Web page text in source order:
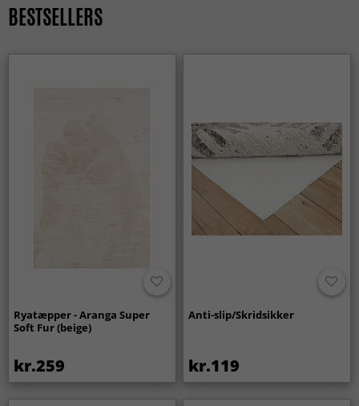
BESTSELLERS
Ryatæpper - Aranga Super
Soft Fur (beige)
kr.259
Anti-slip/Skridsikker
kr.119